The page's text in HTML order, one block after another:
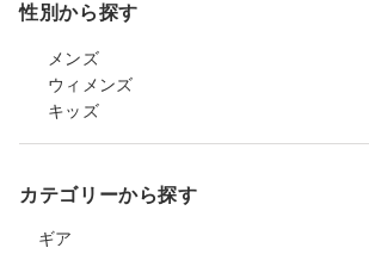
性別から探す
メンズ
ウィメンズ
キッズ
カテゴリーから探す
ギア